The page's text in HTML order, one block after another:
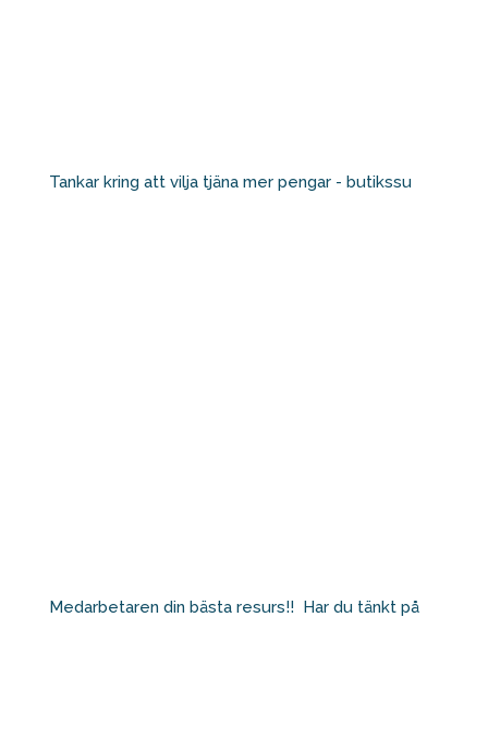
Tankar kring att vilja tjäna mer pengar - butikssu
Medarbetaren din bästa resurs!!⁠ ⁠ Har du tänkt på